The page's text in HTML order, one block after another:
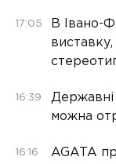
17:05
В Івано-
16:39
Державні
можна
16:16
AGATA